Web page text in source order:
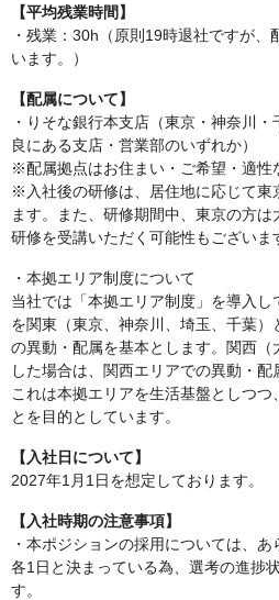
【平均残業時間】
・残業：30h（原則19時退社ですが
います。）
【配属について】
・りそな銀行本支店（東京・神奈川
良にある支店・営業部のいずれか）
※配属拠点はお住まい・ご希望・適性
※入社後の研修は、居住地に応じて東
ます。また、研修期間中、東京の方
研修を受講いただく可能性もございま
・本拠エリア制度について
当社では「本拠エリア制度」を導入
を関東（東京、神奈川、埼玉、千葉
の異動・配属を基本とします。関西（
した場合は、関西エリアでの異動・配
これは本拠エリアを生活基盤としつつ
とを目的としています。
【入社日について】
2027年1月1日を想定しております。
【入社時期の注意事項】
・本ポジションの採用については、
各1日と決まっている為、選考の進捗
す。